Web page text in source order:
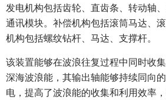
发电机构包括齿轮、直齿条、转动轴
通讯模块。补偿机构包括滚筒马达、
机构包括螺纹钻杆、马达、支撑杆。
该装置能够在波浪往复过程中同时收
深海波浪能，其输出轴能够持续同向
电，提高了波浪能的收集和利用效率